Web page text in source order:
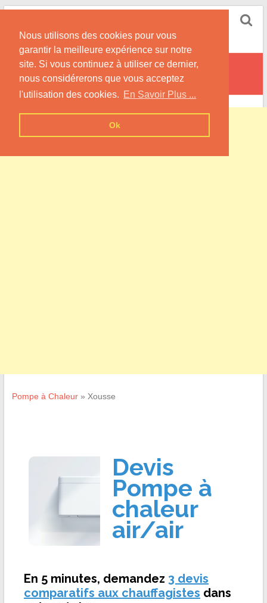
Nous utilisons des cookies pour vous
garantir la meilleure expérience sur notre
site. Si vous continuez à utiliser ce dernier,
nous considérerons que vous acceptez
l'utilisation des cookies. En Savoir Plus ...
Ok
Skip
content
Informations sur les Pompes à Chaleur
Xousse
Pompe à Chaleur» Xousse